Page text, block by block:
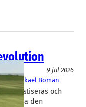
9 jul 2026
, Mikael Boman
automatiseras och
vill leda den